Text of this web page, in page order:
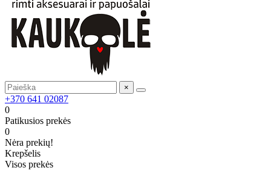
×
+370 641 02087
0
Patikusios prekės
0
Nėra prekių!
Krepšelis
Visos prekės